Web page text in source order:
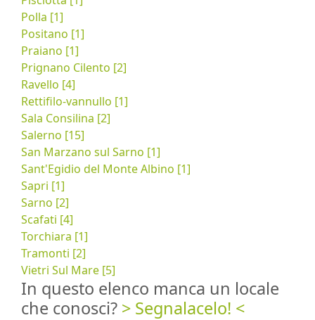
Polla [1]
Positano [1]
Praiano [1]
Prignano Cilento [2]
Ravello [4]
Rettifilo-vannullo [1]
Sala Consilina [2]
Salerno [15]
San Marzano sul Sarno [1]
Sant'Egidio del Monte Albino [1]
Sapri [1]
Sarno [2]
Scafati [4]
Torchiara [1]
Tramonti [2]
Vietri Sul Mare [5]
In questo elenco manca un locale
che conosci? > Segnalacelo! <